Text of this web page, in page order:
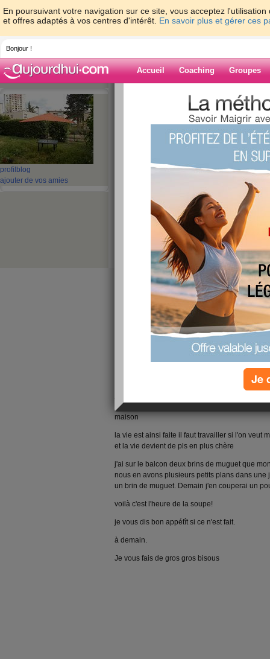
En poursuivant votre navigation sur ce site, vous acceptez
et offres adaptés à vos centres d'intérêt. En savoir plus et gérer ces
Bonjour !
Accueil Coaching Groupes
profil blog
ajouter de vos amies
> lindat555666 >
Blog de
dernier jour
et oui c'est mardi 30 avril
et demain nous serons le 1er mai
aujourd'hui pluie et soleil
Paul a du aller faire des courses aussi nous
chez nous, il arrive a être fatigué lui aussi
le kiné m'a fait faire quelques excercices et
d'un étage, ceci 2 fois
puis je suis restée près de mon balcon
la pluie est revenue!! que c'est triste! enfin on
pourtant sont bien courageuses pour aller
maison
la vie est ainsi faite il faut travailler si l'on veut
et la vie devient de pls en plus chère
j'ai sur le balcon deux brins de muguet que
nous en avons plusieurs petits plans dans
un brin de muguet. Demain j'en couperai un
voilà c'est l'heure de la soupe!
je vous dis bon appétît si ce n'est fait.
à demain.
Je vous fais de gros gros bisous
Je